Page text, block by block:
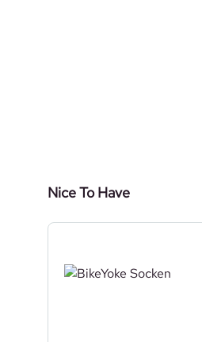
Produktgalerie überspringen
Nice To Have